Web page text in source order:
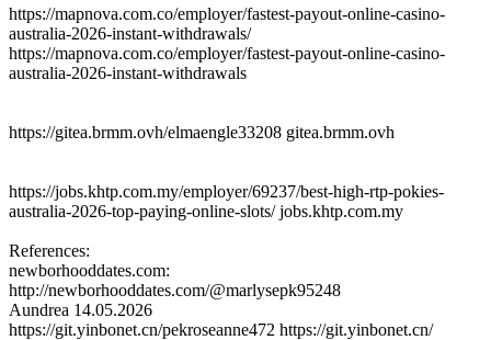
https://mapnova.com.co/employer/fastest-payout-online-casino-
australia-2026-instant-withdrawals/
https://mapnova.com.co/employer/fastest-payout-online-casino-
australia-2026-instant-withdrawals
https://gitea.brmm.ovh/elmaengle33208 gitea.brmm.ovh
https://jobs.khtp.com.my/employer/69237/best-high-rtp-pokies-
australia-2026-top-paying-online-slots/ jobs.khtp.com.my
References:
newborhooddates.com:
http://newborhooddates.com/@marlysepk95248
Aundrea 14.05.2026
https://git.yinbonet.cn/pekroseanne472 https://git.yinbonet.cn/